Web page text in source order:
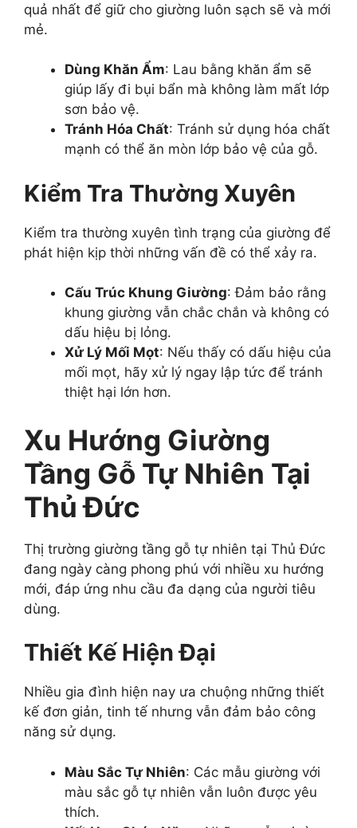
quả nhất để giữ cho giường luôn sạch sẽ và mới
mẻ.
Dùng Khăn Ẩm: Lau bằng khăn ẩm sẽ
giúp lấy đi bụi bẩn mà không làm mất lớp
sơn bảo vệ.
Tránh Hóa Chất: Tránh sử dụng hóa chất
mạnh có thể ăn mòn lớp bảo vệ của gỗ.
Kiểm Tra Thường Xuyên
Kiểm tra thường xuyên tình trạng của giường để
phát hiện kịp thời những vấn đề có thể xảy ra.
Cấu Trúc Khung Giường: Đảm bảo rằng
khung giường vẫn chắc chắn và không có
dấu hiệu bị lỏng.
Xử Lý Mối Mọt: Nếu thấy có dấu hiệu của
mối mọt, hãy xử lý ngay lập tức để tránh
thiệt hại lớn hơn.
Xu Hướng Giường
Tầng Gỗ Tự Nhiên Tại
Thủ Đức
Thị trường giường tầng gỗ tự nhiên tại Thủ Đức
đang ngày càng phong phú với nhiều xu hướng
mới, đáp ứng nhu cầu đa dạng của người tiêu
dùng.
Thiết Kế Hiện Đại
Nhiều gia đình hiện nay ưa chuộng những thiết
kế đơn giản, tinh tế nhưng vẫn đảm bảo công
năng sử dụng.
Màu Sắc Tự Nhiên: Các mẫu giường với
màu sắc gỗ tự nhiên vẫn luôn được yêu
thích.